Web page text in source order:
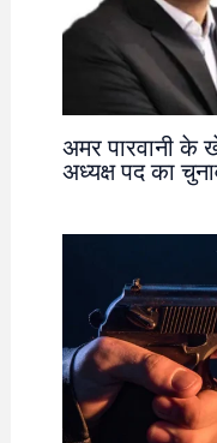
अमर पारवानी के
अध्यक्ष पद का